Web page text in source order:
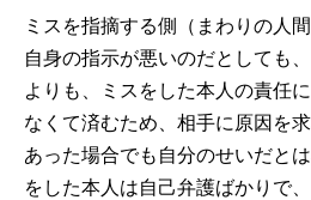
ミスを指摘する側（まわりの人
自身の指示が悪いのだとしても
よりも、ミスをした本人の責任
なくて済むため、相手に原因を
あった場合でも自分のせいだと
をした本人は自己弁護ばかりで